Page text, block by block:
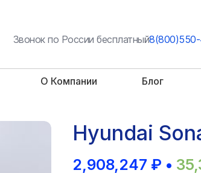
Звонок по России бесплатный
О Компании Блог
Hyundai
2,908,247 ₽ •